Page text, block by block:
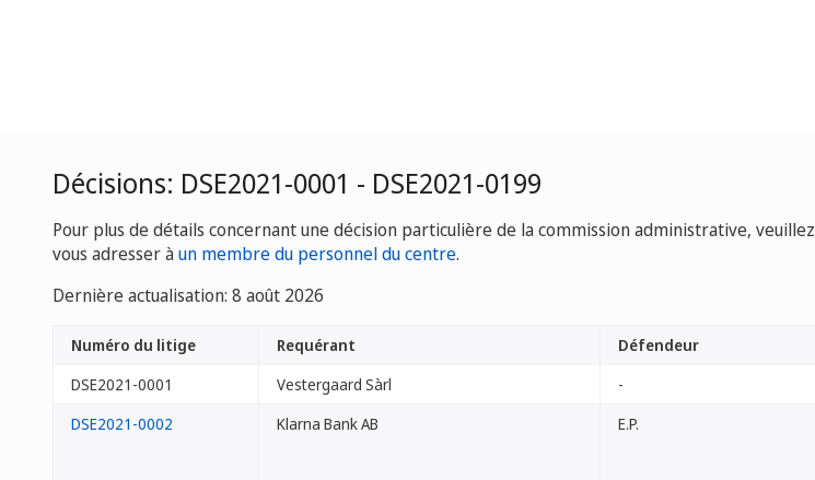
Décisions: DSE2021-0001 - DSE2021-0199
Pour plus de détails concernant une décision particulière de la commission administrative, veuillez
vous adresser àun membre du personnel du centre.
Dernière actualisation: 8 août 2026
Numéro du litige Requérant Défendeur
DSE2021-0001
Vestergaard Sàrl -
DSE2021-0002
Klarna Bank AB E.P.